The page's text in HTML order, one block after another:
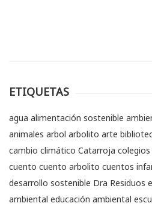
ETIQUETAS
agua alimentación sostenible
animales arbol arbolito arte
cambio climático Catarroja colegios
cuento cuento arbolito cuentos
desarrollo sostenible Dra Residuos
ambiental educación ambiental